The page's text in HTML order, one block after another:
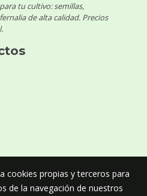
tu cultivo: semillas,
de alta calidad. Precios
cookies propias y terceros para
de la navegación de nuestros